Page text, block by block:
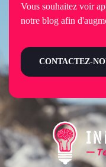
Vous souhaitez voir
notre blog afin
CONTACTEZ-